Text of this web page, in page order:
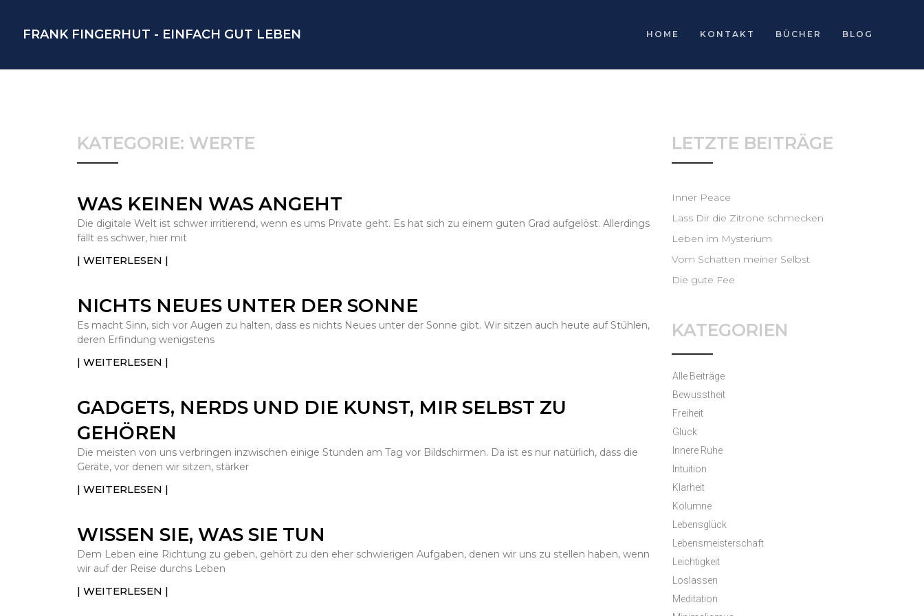
FRANK FINGERHUT - EINFACH GUT LEBEN HOME KONTAKT BÜCHER BLOG
KATEGORIE: WERTE
WAS KEINEN WAS ANGEHT
Die digitale Welt ist schwer irritierend, wenn es ums Private geht. Es hat sich zu einem guten Grad aufgelöst. Allerdings
fällt es schwer, hier mit
| WEITERLESEN |
NICHTS NEUES UNTER DER SONNE
Es macht Sinn, sich vor Augen zu halten, dass es nichts Neues unter der Sonne gibt. Wir sitzen auch heute auf Stühlen,
deren Erfindung wenigstens
| WEITERLESEN |
GADGETS, NERDS UND DIE KUNST, MIR SELBST ZU
GEHÖREN
Die meisten von uns verbringen inzwischen einige Stunden am Tag vor Bildschirmen. Da ist es nur natürlich, dass die
Geräte, vor denen wir sitzen, stärker
| WEITERLESEN |
WISSEN SIE, WAS SIE TUN
Dem Leben eine Richtung zu geben, gehört zu den eher schwierigen Aufgaben, denen wir uns zu stellen haben, wenn
wir auf der Reise durchs Leben
| WEITERLESEN |
LETZTE BEITRÄGE
Inner Peace
Lass Dir die Zitrone schmecken
Leben im Mysterium
Vom Schatten meiner Selbst
Die gute Fee
KATEGORIEN
Alle Beiträge
Bewusstheit
Freiheit
Glück
Innere Ruhe
Intuition
Klarheit
Kolumne
Lebensglück
Lebensmeisterschaft
Leichtigkeit
Loslassen
Meditation